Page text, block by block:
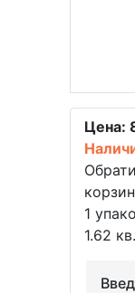
Цена:
1
1.62